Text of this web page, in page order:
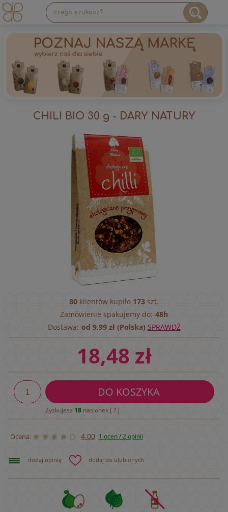
CHILI BIO 30 g - DARY NATURY
80 klientów kupiło 173 szt.
Zamówienie spakujemy do: 48h
Dostawa: od 9,99 zł (Polska) SPRAWDŹ
18,48 zł
DO KOSZYKA
Zyskujesz 18 nasionek [?]
Ocena: 4.00 1 ocen / 2 opinii
dodaj opinię dodaj do ulubionych